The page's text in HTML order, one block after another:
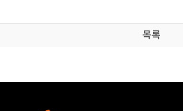
목록